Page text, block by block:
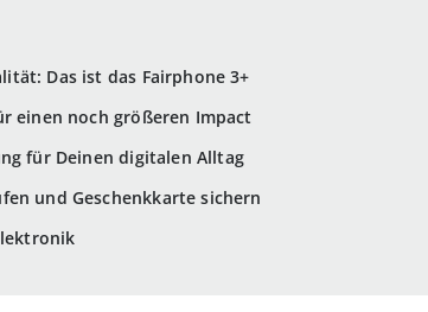
Das ist das Fairphone 3+
einen noch größeren Impact
für Deinen digitalen Alltag
und Geschenkkarte sichern